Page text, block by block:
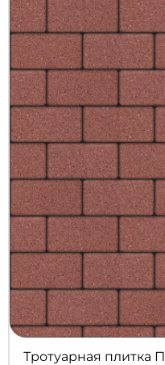
Тротуарная плитка